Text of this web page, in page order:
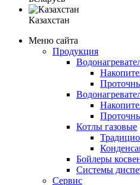
Казахстан
Меню сайта
Продукция
Котлы газовые
Бойлеры
Системы
Сервис